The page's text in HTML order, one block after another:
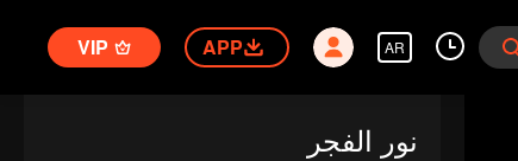
AR
APP
VIP
نور الفجر